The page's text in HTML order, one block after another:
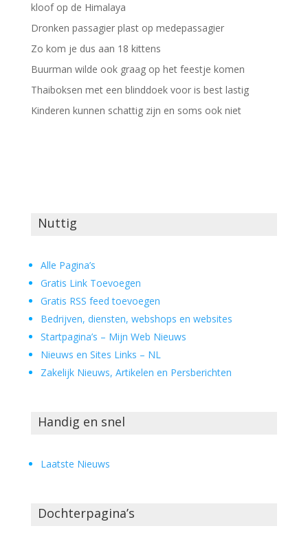
kloof op de Himalaya
Dronken passagier plast op medepassagier
Zo kom je dus aan 18 kittens
Buurman wilde ook graag op het feestje komen
Thaiboksen met een blinddoek voor is best lastig
Kinderen kunnen schattig zijn en soms ook niet
Nuttig
Alle Pagina’s
Gratis Link Toevoegen
Gratis RSS feed toevoegen
Bedrijven, diensten, webshops en websites
Startpagina’s – Mijn Web Nieuws
Nieuws en Sites Links – NL
Zakelijk Nieuws, Artikelen en Persberichten
Handig en snel
Laatste Nieuws
Dochterpagina’s